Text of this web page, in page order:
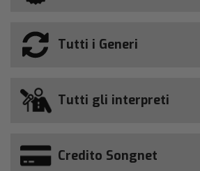
Tutti i Generi
Tutti gli interpreti
Credito Songnet